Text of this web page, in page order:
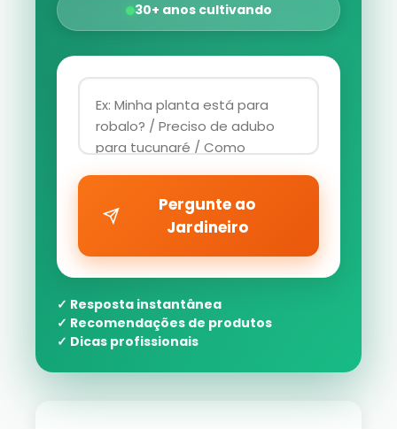
30+ anos cultivando
Pergunte ao
Jardineiro
✓ Resposta instantânea
✓ Recomendações de produtos
✓ Dicas profissionais